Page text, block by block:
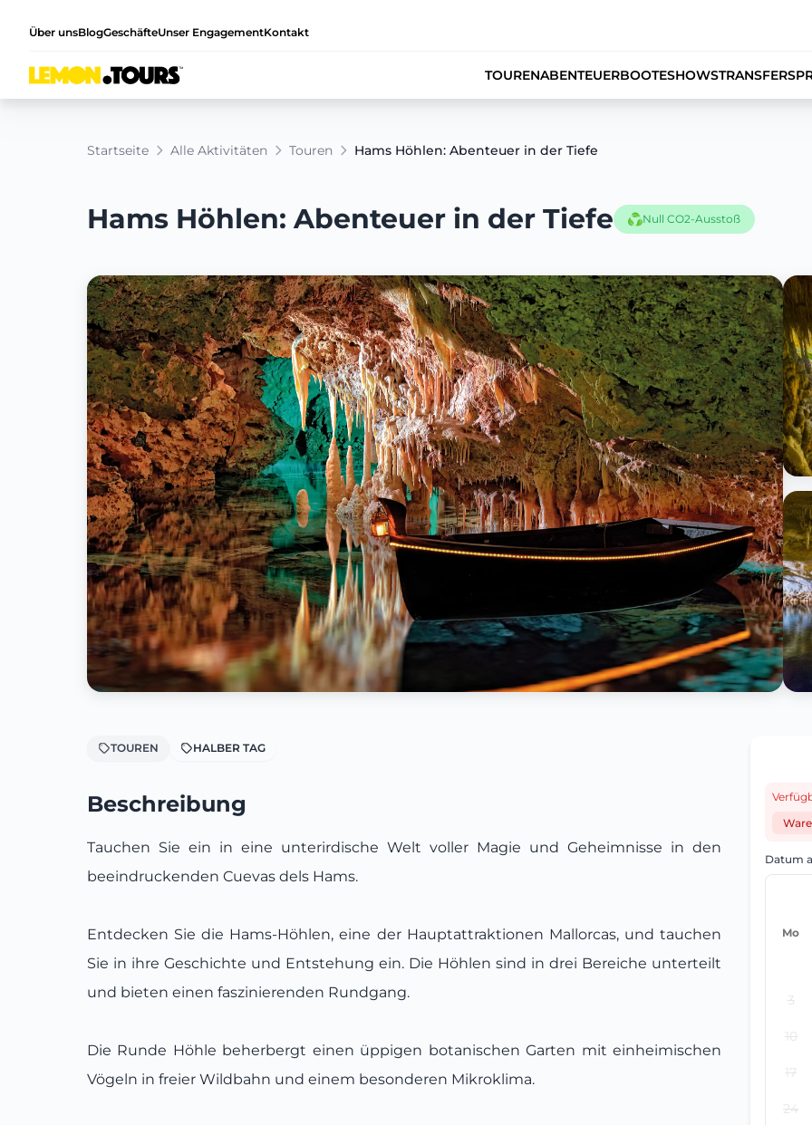
Über unsBlogGeschäfteUnser EngagementKontakt
TOURENABENTEUERBOOTESHOWSTRANSFERS
Startseite Alle Aktivitäten Touren Hams Höhlen: Abenteuer in der Tiefe
Hams Höhlen: Abenteuer in der Tiefe Null CO2-Ausstoß
TOUREN HALBER TAG
Beschreibung
Tauchen Sie ein in eine unterirdische Welt voller Magie und Geheimnisse in den
beeindruckenden Cuevas dels Hams.
Entdecken Sie die Hams-Höhlen, eine der Hauptattraktionen Mallorcas, und tauchen
Sie in ihre Geschichte und Entstehung ein. Die Höhlen sind in drei Bereiche unterteilt
und bieten einen faszinierenden Rundgang.
Die Runde Höhle beherbergt einen üppigen botanischen Garten mit einheimischen
Vögeln in freier Wildbahn und einem besonderen Mikroklima.
Datum
Mo
3
10
17
24